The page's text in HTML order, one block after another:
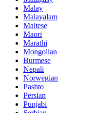
Malay
Malayalam
Maltese
Maori
Marathi
Mongolian
Burmese
Nepali
Norwegian
Pashto
Persian
Punjabi